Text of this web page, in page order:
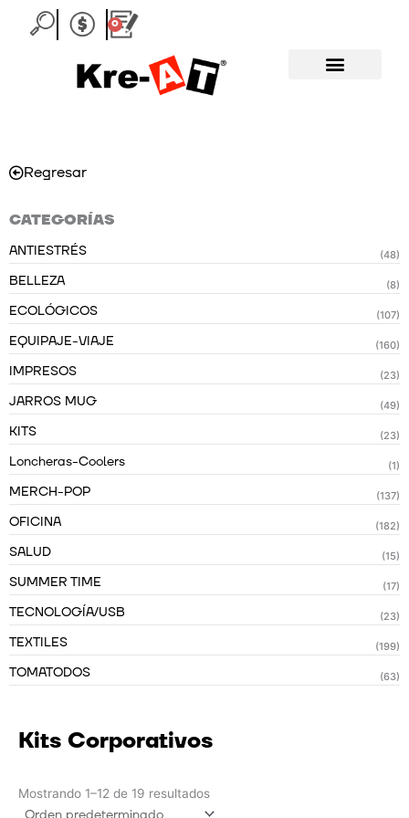
0
Carrito
Regresar
CATEGORÍAS
ANTIESTRÉS (48)
BELLEZA (8)
ECOLÓGICOS (107)
EQUIPAJE-VIAJE (160)
IMPRESOS (23)
JARROS MUG (49)
KITS (23)
Loncheras-Coolers (1)
MERCH-POP (137)
OFICINA (182)
SALUD (15)
SUMMER TIME (17)
TECNOLOGÍA/USB (23)
TEXTILES (199)
TOMATODOS (63)
Kits Corporativos
Mostrando 1–12 de 19 resultados